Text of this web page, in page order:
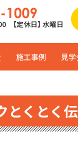
【定休日】 水曜日
施工事例 見
とくとく